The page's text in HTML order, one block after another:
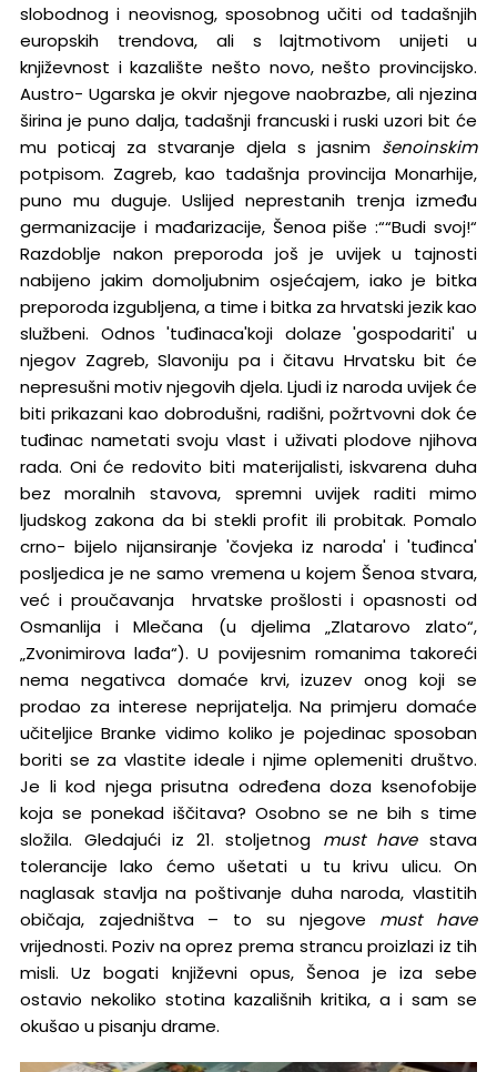
slobodnog i neovisnog, sposobnog učiti od tadašnjih
europskih trendova, ali s lajtmotivom unijeti u
književnost i kazalište nešto novo, nešto provincijsko.
Austro- Ugarska je okvir njegove naobrazbe, ali njezina
širina je puno dalja, tadašnji francuski i ruski uzori bit će
mu poticaj za stvaranje djela s jasnim šenoinskim
potpisom. Zagreb, kao tadašnja provincija Monarhije,
puno mu duguje. Uslijed neprestanih trenja između
germanizacije i mađarizacije, Šenoa piše :““Budi svoj!“
Razdoblje nakon preporoda još je uvijek u tajnosti
nabijeno jakim domoljubnim osjećajem, iako je bitka
preporoda izgubljena, a time i bitka za hrvatski jezik kao
službeni. Odnos 'tuđinaca'koji dolaze 'gospodariti' u
njegov Zagreb, Slavoniju pa i čitavu Hrvatsku bit će
nepresušni motiv njegovih djela. Ljudi iz naroda uvijek će
biti prikazani kao dobrodušni, radišni, požrtvovni dok će
tuđinac nametati svoju vlast i uživati plodove njihova
rada. Oni će redovito biti materijalisti, iskvarena duha
bez moralnih stavova, spremni uvijek raditi mimo
ljudskog zakona da bi stekli profit ili probitak. Pomalo
crno- bijelo nijansiranje 'čovjeka iz naroda' i 'tuđinca'
posljedica je ne samo vremena u kojem Šenoa stvara,
već i proučavanja hrvatske prošlosti i opasnosti od
Osmanlija i Mlečana (u djelima „Zlatarovo zlato“,
„Zvonimirova lađa“). U povijesnim romanima takoreći
nema negativca domaće krvi, izuzev onog koji se
prodao za interese neprijatelja. Na primjeru domaće
učiteljice Branke vidimo koliko je pojedinac sposoban
boriti se za vlastite ideale i njime oplemeniti društvo.
Je li kod njega prisutna određena doza ksenofobije
koja se ponekad iščitava? Osobno se ne bih s time
složila. Gledajući iz 21. stoljetnog must havestava
tolerancije lako ćemo ušetati u tu krivu ulicu. On
naglasak stavlja na poštivanje duha naroda, vlastitih
običaja, zajedništva – to su njegove must have
vrijednosti. Poziv na oprez prema strancu proizlazi iz tih
misli. Uz bogati književni opus, Šenoa je iza sebe
ostavio nekoliko stotina kazališnih kritika, a i sam se
okušao u pisanju drame.